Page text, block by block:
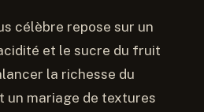
célèbre repose sur un
et le sucre du fruit
la richesse du
un mariage de textures